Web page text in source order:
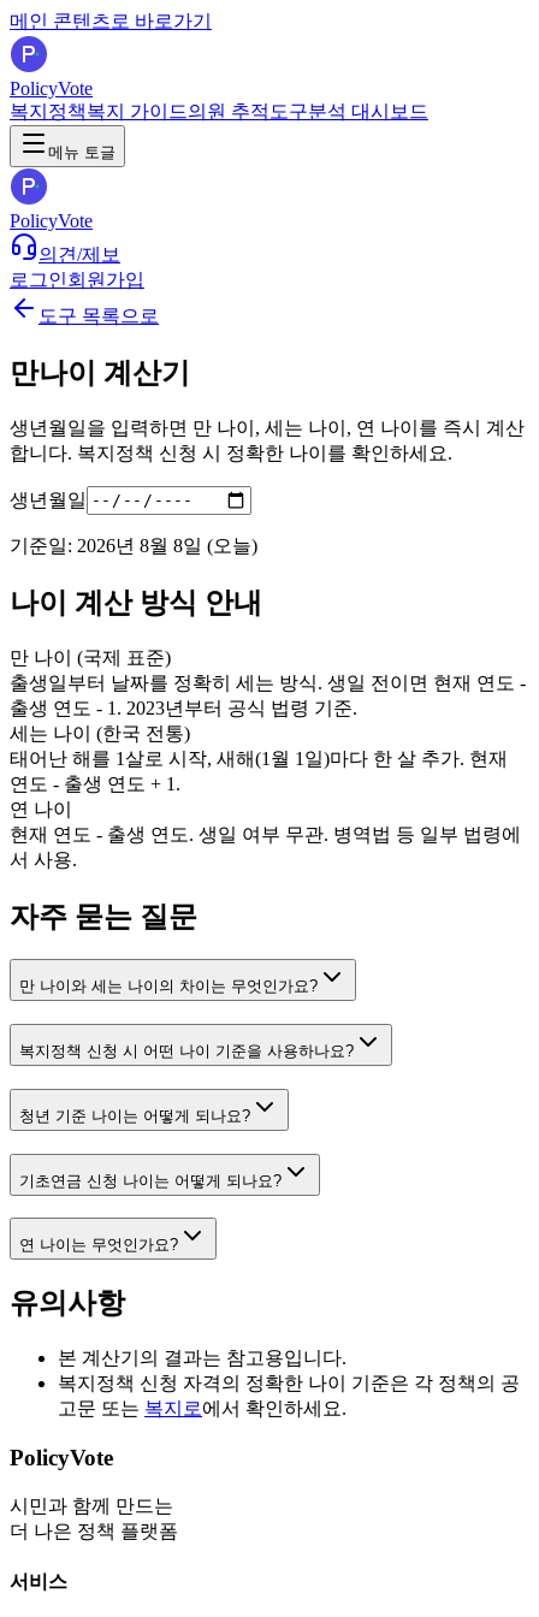
메인 콘텐츠로 바로가기
PolicyVote
복지정책복지 가이드의원 추적 도구분석 대시보드
메뉴 토글
PolicyVote
의견/제보
로그인회원가입
도구 목록으로
만나이 계산기
생년월일을 입력하면 만 나이, 세는 나이, 연 나이를 즉시 계산
합니다. 복지정책 신청 시 정확한 나이를 확인하세요.
생년월일
기준일: 2026년 8월 8일 (오늘)
나이 계산 방식 안내
만 나이 (국제 표준)
출생일부터 날짜를 정확히 세는 방식. 생일 전이면 현재 연도 -
출생 연도 - 1. 2023년부터 공식 법령 기준.
세는 나이 (한국 전통)
태어난 해를 1살로 시작, 새해(1월 1일)마다 한 살 추가. 현재
연도 - 출생 연도 + 1.
연 나이
현재 연도 - 출생 연도. 생일 여부 무관. 병역법 등 일부 법령에
서 사용.
자주 묻는 질문
만 나이와 세는 나이의 차이는 무엇인가요?
복지정책 신청 시 어떤 나이 기준을 사용하나요?
청년 기준 나이는 어떻게 되나요?
기초연금 신청 나이는 어떻게 되나요?
연 나이는 무엇인가요?
유의사항
본 계산기의 결과는 참고용입니다.
복지정책 신청 자격의 정확한 나이 기준은 각 정책의 공
고문 또는 복지로에서 확인하세요.
PolicyVote
시민과 함께 만드는
더 나은 정책 플랫폼
서비스